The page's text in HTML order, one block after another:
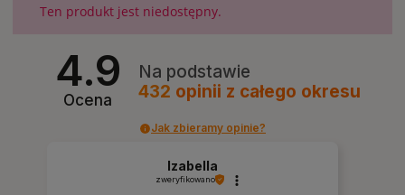
Ten produkt jest niedostępny.
4.9
Ocena
Na podstawie
432 opinii z całego okresu
Jak zbieramy opinie?
Izabella
zweryfikowano